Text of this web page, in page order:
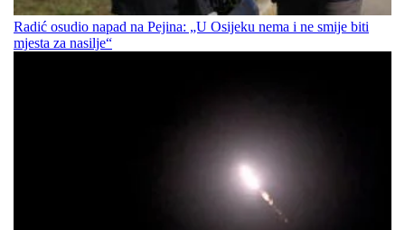
Radić osudio napad na Pejina: „U Osijeku nema i ne smije biti
mjesta za nasilje“